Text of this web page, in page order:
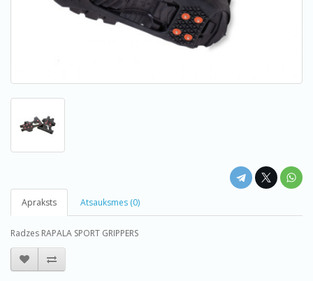
Apraksts Atsauksmes (0)
Radzes RAPALA SPORT GRIPPERS